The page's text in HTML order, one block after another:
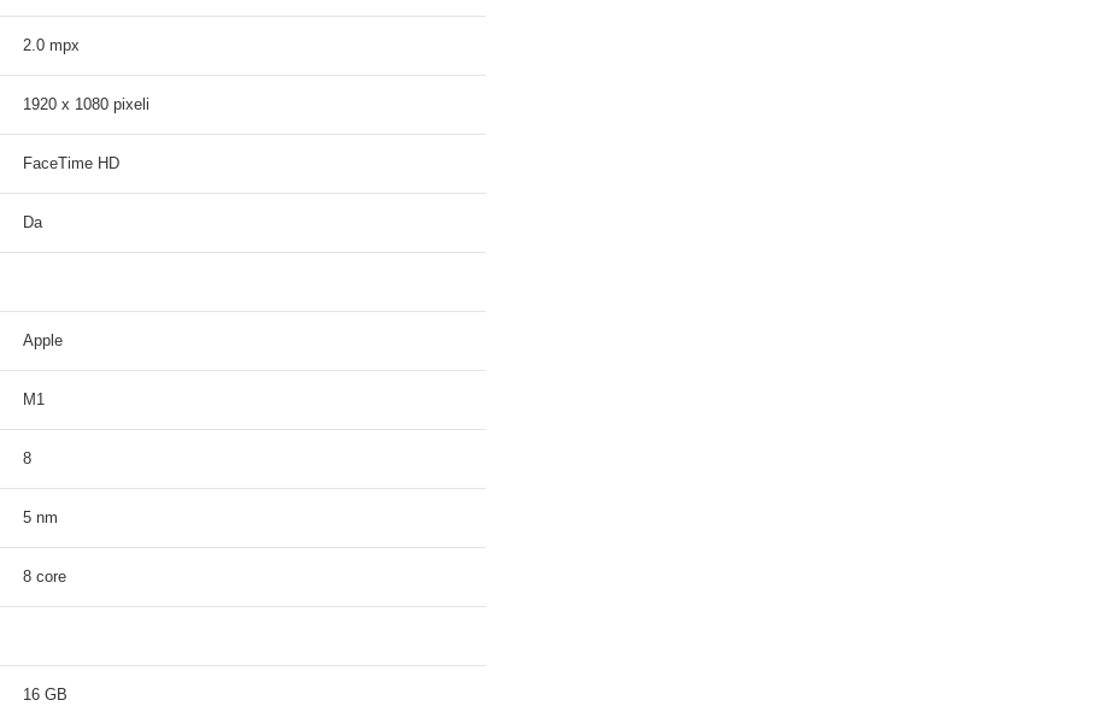
2.0 mpx
1920 x 1080 pixeli
FaceTime HD
Da
Apple
M1
8
5 nm
8 core
16 GB